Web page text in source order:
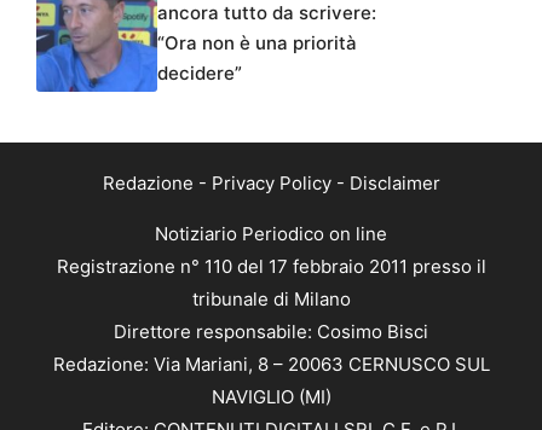
ancora tutto da scrivere:
“Ora non è una priorità
decidere”
Redazione - Privacy Policy- Disclaimer
Notiziario Periodico on line
Registrazione n° 110 del 17 febbraio 2011 presso il
tribunale di Milano
Direttore responsabile: Cosimo Bisci
Redazione: Via Mariani, 8 – 20063 CERNUSCO SUL
NAVIGLIO (MI)